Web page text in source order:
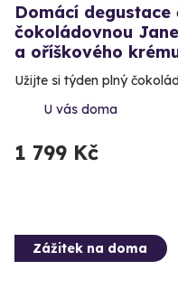
Domácí degustace
čokoládovnou
a oříškového
Užijte si týden plný
U vás doma
1 799 Kč
Zážitek na doma